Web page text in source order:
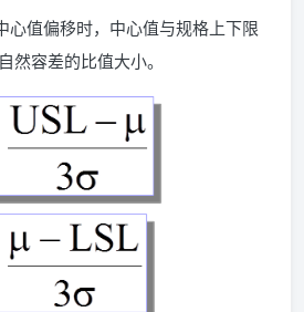
心值偏移时，中心值与规格上下限
然容差的比值大小。